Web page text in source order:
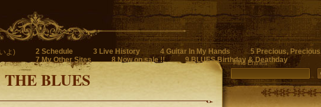
よ) 2 Schedule 3 Live History 4 Guitar In My Hands 5 Precious, Precious
7 My Other Sites
8 Now on sale !! 9 BLUES Birthday & Deathday
BLUES
Find Entries